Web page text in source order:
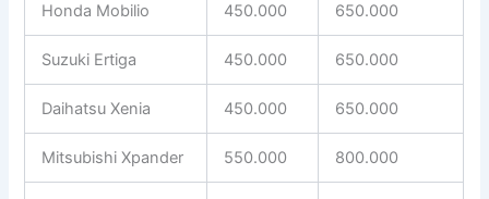
Honda Mobilio 450.000 650.000
Suzuki Ertiga 450.000 650.000
Daihatsu Xenia 450.000 650.000
Mitsubishi Xpander 550.000 800.000